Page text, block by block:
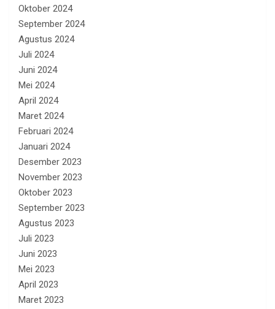
Oktober 2024
September 2024
Agustus 2024
Juli 2024
Juni 2024
Mei 2024
April 2024
Maret 2024
Februari 2024
Januari 2024
Desember 2023
November 2023
Oktober 2023
September 2023
Agustus 2023
Juli 2023
Juni 2023
Mei 2023
April 2023
Maret 2023